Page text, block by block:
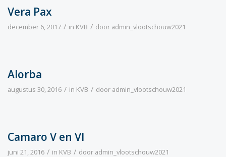
Vera Pax
december 6, 2017 / in KVB / door admin_vlootschouw2021
Alorba
augustus 30, 2016 / in KVB / door admin_vlootschouw2021
Camaro V en VI
juni 21, 2016 / in KVB / door admin_vlootschouw2021